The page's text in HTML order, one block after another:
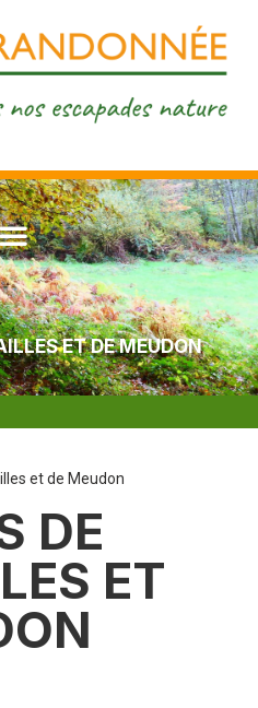
ET DE MEUDON
et de Meudon
DE
ET